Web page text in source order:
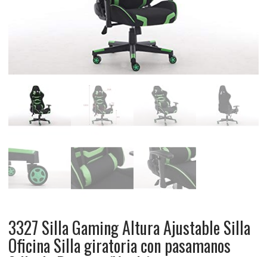
3327 Silla Gaming Altura Ajustable Silla
Oficina Silla giratoria con pasamanos